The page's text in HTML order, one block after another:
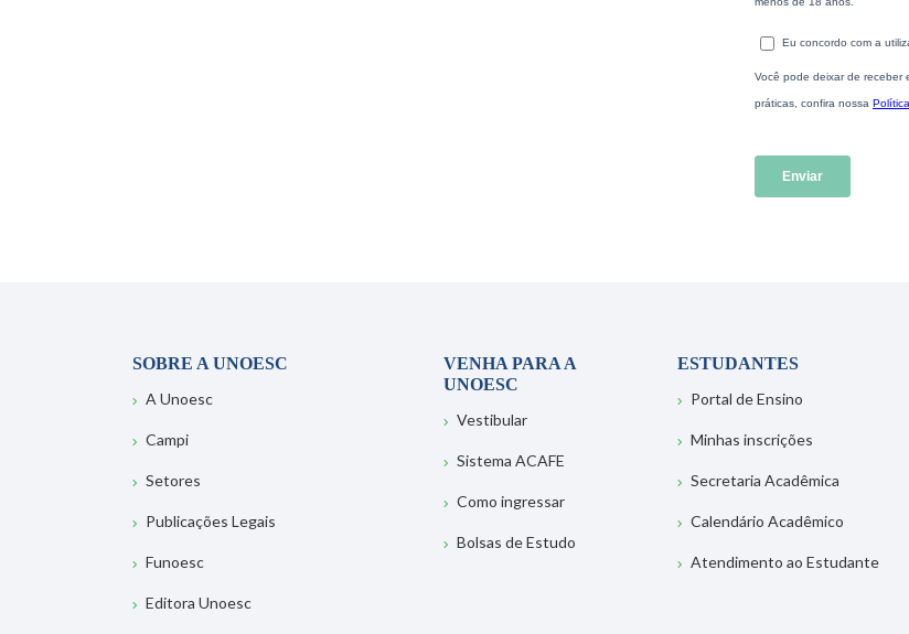
SOBRE A UNOESC
A Unoesc
Campi
Setores
Publicações Legais
Funoesc
Editora Unoesc
VENHA PARA A
UNOESC
Vestibular
Sistema ACAFE
Como ingressar
Bolsas de Estudo
ESTUDANTES
Portal de Ensino
Minhas inscrições
Secretaria Acadêmica
Calendário Acadêmico
Atendimento ao Estudante